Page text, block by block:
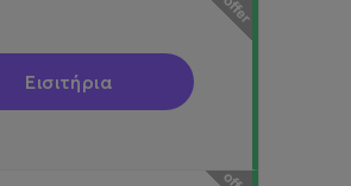
Εισιτήρια